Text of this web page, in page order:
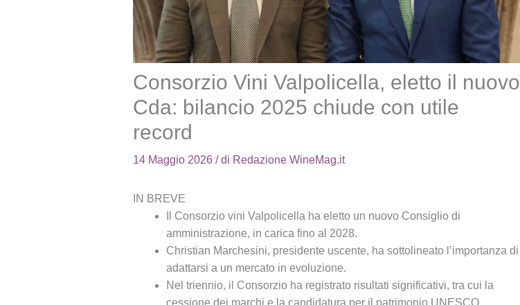
Consorzio Vini Valpolicella, eletto il nuovo
Cda: bilancio 2025 chiude con utile
record
14 Maggio 2026 / di Redazione WineMag.it
IN BREVE
Il Consorzio vini Valpolicella ha eletto un nuovo Consiglio di
amministrazione, in carica fino al 2028.
Christian Marchesini, presidente uscente, ha sottolineato l’importanza di
adattarsi a un mercato in evoluzione.
Nel triennio, il Consorzio ha registrato risultati significativi, tra cui la